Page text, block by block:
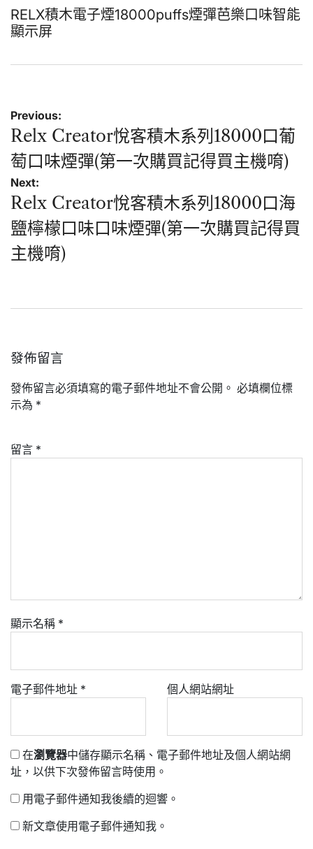
RELX積木電子煙18000puffs煙彈芭樂口味智能
顯示屏
文
章
導
覽
Previous:
Relx Creator悅客積木系列18000口葡
萄口味煙彈(第一次購買記得買主機唷)
Next:
Relx Creator悅客積木系列18000口海
鹽檸檬口味口味煙彈(第一次購買記得買
主機唷)
發佈留言
發佈留言必須填寫的電子郵件地址不會公開。 必填欄位標
示為 *
留言 *
顯示名稱 *
電子郵件地址 * 個人網站網址
在瀏覽器中儲存顯示名稱、電子郵件地址及個人網站網
址，以供下次發佈留言時使用。
用電子郵件通知我後續的迴響。
新文章使用電子郵件通知我。